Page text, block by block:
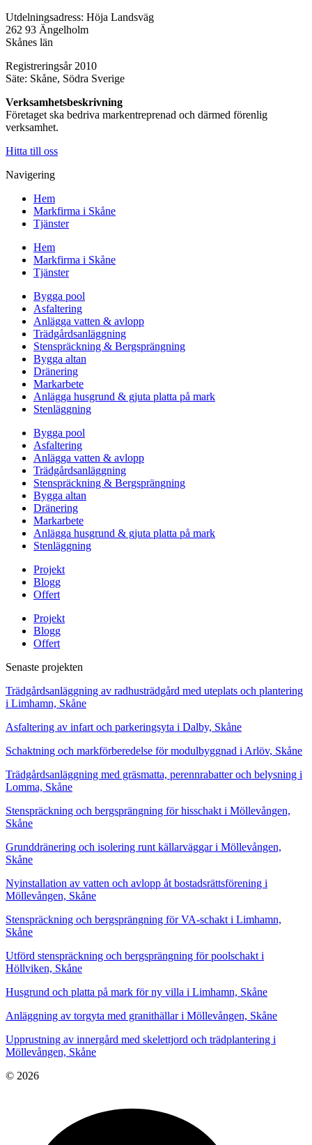
Utdelningsadress: Höja Landsväg
262 93 Ängelholm
Skånes län
Registreringsår 2010
Säte: Skåne, Södra Sverige
Verksamhetsbeskrivning
Företaget ska bedriva markentreprenad och därmed förenlig
verksamhet.
Hitta till oss
Navigering
Hem
Markfirma i Skåne
Tjänster
Hem
Markfirma i Skåne
Tjänster
Bygga pool
Asfaltering
Anlägga vatten & avlopp
Trädgårdsanläggning
Stenspräckning & Bergsprängning
Bygga altan
Dränering
Markarbete
Anlägga husgrund & gjuta platta på mark
Stenläggning
Bygga pool
Asfaltering
Anlägga vatten & avlopp
Trädgårdsanläggning
Stenspräckning & Bergsprängning
Bygga altan
Dränering
Markarbete
Anlägga husgrund & gjuta platta på mark
Stenläggning
Projekt
Blogg
Offert
Projekt
Blogg
Offert
Senaste projekten
Trädgårdsanläggning av radhusträdgård med uteplats och plantering
i Limhamn, Skåne
Asfaltering av infart och parkeringsyta i Dalby, Skåne
Schaktning och markförberedelse för modulbyggnad i Arlöv, Skåne
Trädgårdsanläggning med gräsmatta, perennrabatter och belysning i
Lomma, Skåne
Stenspräckning och bergsprängning för hisschakt i Möllevången,
Skåne
Grunddränering och isolering runt källarväggar i Möllevången,
Skåne
Nyinstallation av vatten och avlopp åt bostadsrättsförening i
Möllevången, Skåne
Stenspräckning och bergsprängning för VA-schakt i Limhamn,
Skåne
Utförd stenspräckning och bergsprängning för poolschakt i
Höllviken, Skåne
Husgrund och platta på mark för ny villa i Limhamn, Skåne
Anläggning av torgyta med granithällar i Möllevången, Skåne
Upprustning av innergård med skelettjord och trädplantering i
Möllevången, Skåne
© 2026